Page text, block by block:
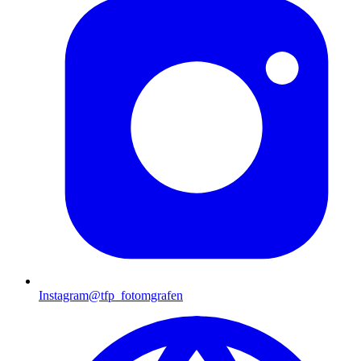
Instagram@tfp_fotomgrafen